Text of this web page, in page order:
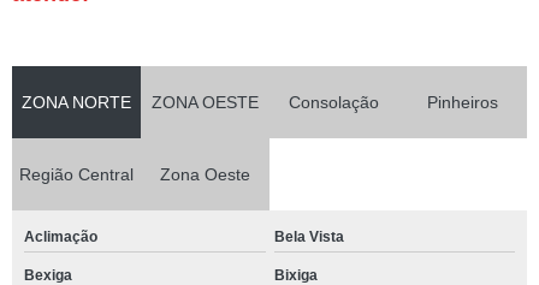
ZONA NORTE ZONA OESTE Consolação Pinheiros
Região Central Zona Oeste
Aclimação Bela Vista
Bexiga Bixiga